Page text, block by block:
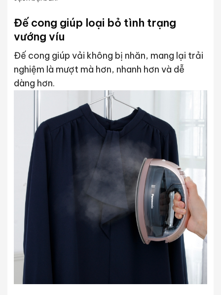
Đế cong giúp loại bỏ tình trạng
vướng víu
Đế cong giúp vải không bị nhăn, mang lại trải
nghiệm là mượt mà hơn, nhanh hơn và dễ
dàng hơn.